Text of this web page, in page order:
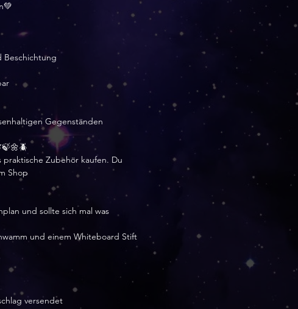
Beschichtung
Gegenständen
praktische Zubehör kaufen. Du
Shop
und sollte sich mal was
und einem Whiteboard Stift
versendet